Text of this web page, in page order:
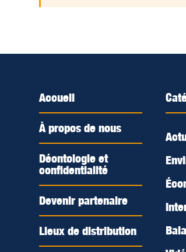
Accueil
À propos de nous
Déontologie et
confidentialité
Devenir partenaire
Lieux de distribution